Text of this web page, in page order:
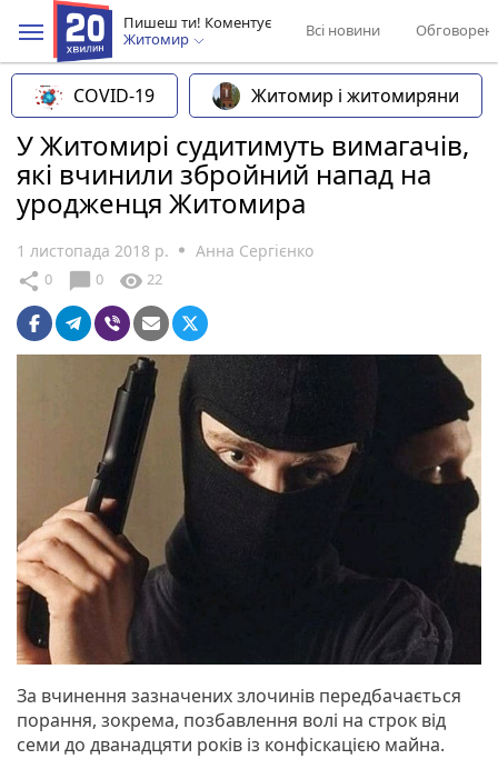
Пишеш ти! Коментує
Житомир
Всі новини
COVID-19 Житомир і житомиряни
У Житомирі судитимуть вимагачів,
які вчинили збройний напад на
уродженця Житомира
1 листопада 2018 р. Анна Сергієнко
share 0 chat_bubble 0 visibility 22
За вчинення зазначених злочинів передбачається
порання, зокрема, позбавлення волі на строк від
семи до дванадцяти років із конфіскацією майна.